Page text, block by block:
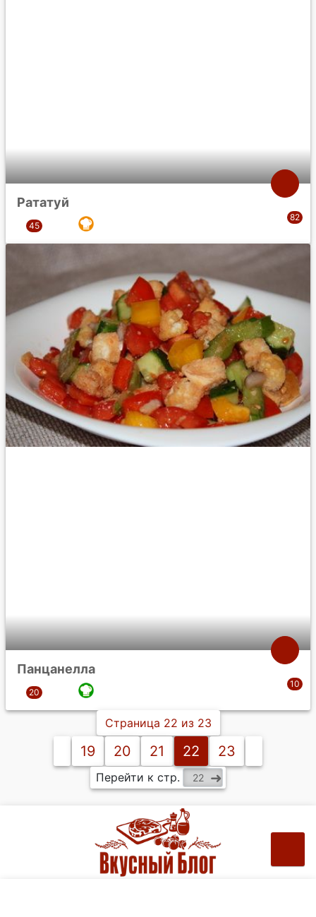
Рататуй
Панцанелла
Страница 22 из 23
19 20 21 22 23
Перейти к стр.